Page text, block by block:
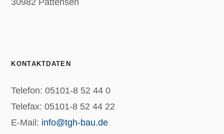
30982 Pattensen
KONTAKTDATEN
Telefon: 05101-8 52 44 0
Telefax: 05101-8 52 44 22
E-Mail: info@tgh-bau.de